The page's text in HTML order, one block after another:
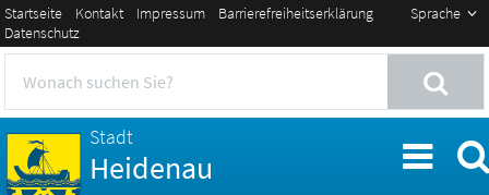
Sprache
Startseite Kontakt Impressum
Barrierefreiheitserklärung
Datenschutz
Stadt
Heidenau